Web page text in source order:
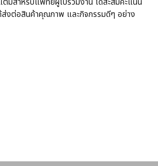
ส่งต่อสินค้าคุณภาพ และกิจกรรมดีๆ อย่าง